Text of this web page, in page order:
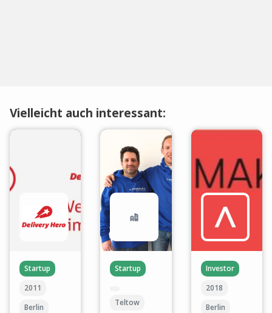
Vielleicht auch interessant:
Startup
2011
Berlin
Startup
Teltow
Investor
2018
Berlin